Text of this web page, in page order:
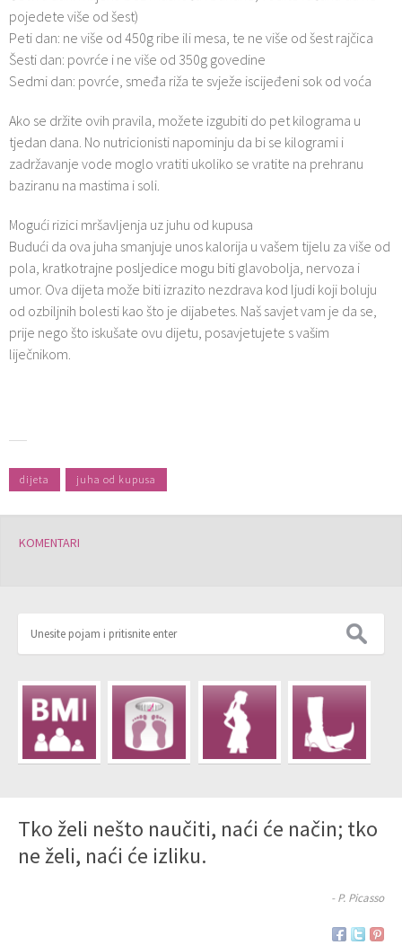
pojedete više od šest)
Peti dan: ne više od 450g ribe ili mesa, te ne više od šest rajčica
Šesti dan: povrće i ne više od 350g govedine
Sedmi dan: povrće, smeđa riža te svježe iscijeđeni sok od voća
Ako se držite ovih pravila, možete izgubiti do pet kilograma u
tjedan dana. No nutricionisti napominju da bi se kilogrami i
zadržavanje vode moglo vratiti ukoliko se vratite na prehranu
baziranu na mastima i soli.
Mogući rizici mršavljenja uz juhu od kupusa
Budući da ova juha smanjuje unos kalorija u vašem tijelu za više od
pola, kratkotrajne posljedice mogu biti glavobolja, nervoza i
umor. Ova dijeta može biti izrazito nezdrava kod ljudi koji boluju
od ozbiljnih bolesti kao što je dijabetes. Naš savjet vam je da se,
prije nego što iskušate ovu dijetu, posavjetujete s vašim
liječnikom.
dijeta juha od kupusa
KOMENTARI
Tko želi nešto naučiti, naći će način; tko
ne želi, naći će izliku.
- P. Picasso